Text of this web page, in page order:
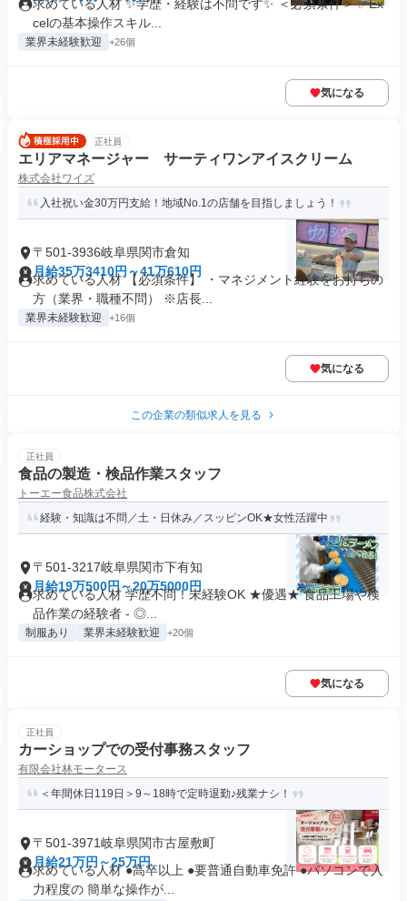
求めている人材 ✨学歴・経験は不問です✨ ＜必須条件＞ ✅Ex
celの基本操作スキル...
業界未経験歓迎 +26個
気になる
正社員
エリアマネージャー サーティワンアイスクリーム
株式会社ワイズ
入社祝い金30万円支給！地域No.1の店舗を目指しましょう！
〒501-3936岐阜県関市倉知
月給35万3410円～41万610円
求めている人材 【必須条件】 ・マネジメント経験をお持ちの
方（業界・職種不問） ※店長...
業界未経験歓迎 +16個
気になる
この企業の類似求人を見る
正社員
食品の製造・検品作業スタッフ
トーエー食品株式会社
経験・知識は不問／土・日休み／スッピンOK★女性活躍中
〒501-3217岐阜県関市下有知
月給19万500円～20万5000円
求めている人材 学歴不問！未経験OK ★優遇★ 食品工場や検
品作業の経験者 - ◎...
制服あり 業界未経験歓迎 +20個
気になる
正社員
カーショップでの受付事務スタッフ
有限会社林モータース
＜年間休日119日＞9～18時で定時退勤♪残業ナシ！
〒501-3971岐阜県関市古屋敷町
月給21万円～25万円
求めている人材 ●高卒以上 ●要普通自動車免許 ●パソコンで入
力程度の 簡単な操作が...